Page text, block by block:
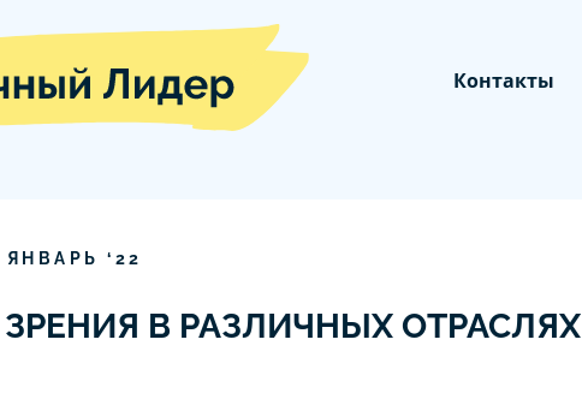
Контакты
ЯНВАРЬ ‘ 22
В РАЗЛИЧНЫХ ОТРАСЛЯХ